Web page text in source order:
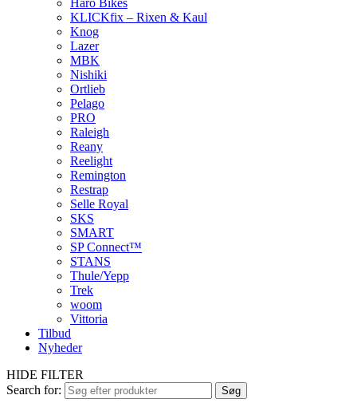
KLICKfix – Rixen & Kaul
Knog
Lazer
MBK
Nishiki
Ortlieb
Pelago
PRO
Raleigh
Reany
Reelight
Remington
Restrap
Selle Royal
SKS
SMART
SP Connect™
STANS
Thule/Yepp
Trek
woom
Vittoria
Tilbud
Nyheder
HIDE FILTER
Search for:
Søg